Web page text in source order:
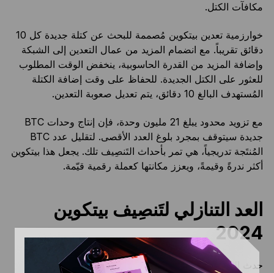
مكافآت الكتل.
خوارزمية تعدين بيتكوين مُصممة للبحث عن كتلة جديدة كل 10
دقائق تقريباً. مع انضمام المزيد من عمال التعدين إلى الشبكة
وإضافة المزيد من القدرة الحاسوبية، ينخفض الوقت المطلوب
للعثور على الكتل الجديدة. للحفاظ على وقت إضافة الكتلة
المُستهدف البالغ 10 دقائق، يتم تعديل صعوبة التعدين.
مع تزويد محدود يبلغ 21 مليون وحدة، فإن إنتاج وحدات BTC
جديدة سيتوقف بمجرد بلوغ العدد الأقصى. لتقليل عدد BTC
المُنتَجة تدريجياً، هي تمر بأحداث التَنصِيف تلك. يجعل هذا بيتكوين
أكثر ندرةً وقيمةً، ويعزز مكانتها كعملة رقمية قيّمة.
العد التنازلي لتَنصِيف بيتكوين
2024
حدث التَنصِيف القادم، المقرر أن يحدث عند الكتلة رقم